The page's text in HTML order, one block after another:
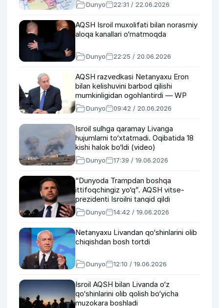
Dunyo 22:31 / 22.06.2026
AQSH Isroil muxolifati bilan norasmiy
aloqa kanallari o‘rnatmoqda
Dunyo 22:25 / 20.06.2026
AQSH razvedkasi Netanyaxu Eron
bilan kelishuvini barbod qilishi
mumkinligidan ogohlantirdi — WP
Dunyo 09:42 / 20.06.2026
Isroil sulhga qaramay Livanga
hujumlarni to‘xtatmadi. Oqibatida 18
kishi halok bo‘ldi (video)
Dunyo 17:39 / 19.06.2026
“Dunyoda Trampdan boshqa
ittifoqchingiz yo‘q”. AQSH vitse-
prezidenti Isroilni tanqid qildi
Dunyo 14:42 / 19.06.2026
Netanyaxu Livandan qo‘shinlarini olib
chiqishdan bosh tortdi
Dunyo 12:10 / 19.06.2026
Isroil AQSH bilan Livanda o‘z
qo‘shinlarini olib qolish bo‘yicha
muzokara boshladi